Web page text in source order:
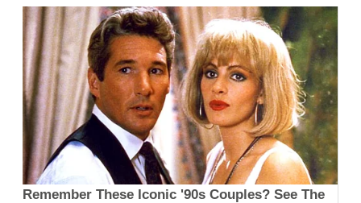
Remember These Iconic '90s Couples? See The